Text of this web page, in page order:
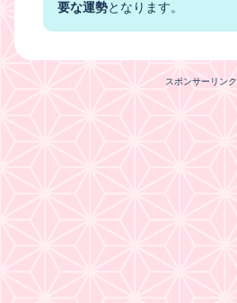
要な運勢となります。
スポンサーリンク